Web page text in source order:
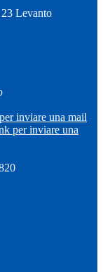
Levanto
inviare una mail
per inviare una